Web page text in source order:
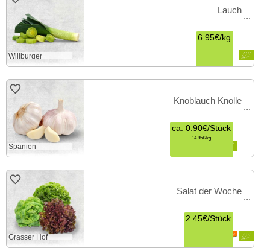
Lauch
Willburger
6.95€/kg
Knoblauch Knolle
Spanien
ca. 0.90€/Stück
14.95€ kg
Salat der Woche
Grasser Hof
2.45€/Stück